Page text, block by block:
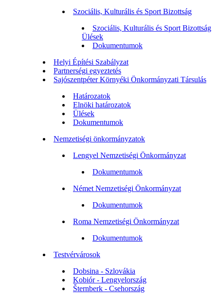
Szociális, Kulturális és Sport Bizottság
Szociális, Kulturális és Sport Bizottság
Ülések
Dokumentumok
Helyi Építési Szabályzat
Partnerségi egyeztetés
Sajószentpéter Környéki Önkormányzati Társulás
Határozatok
Elnöki határozatok
Ülések
Dokumentumok
Nemzetiségi önkormányzatok
Lengyel Nemzetiségi Önkormányzat
Dokumentumok
Német Nemzetiségi Önkormányzat
Dokumentumok
Roma Nemzetiségi Önkormányzat
Dokumentumok
Testvérvárosok
Dobsina - Szlovákia
Kobiór - Lengyelország
Šternberk - Csehország